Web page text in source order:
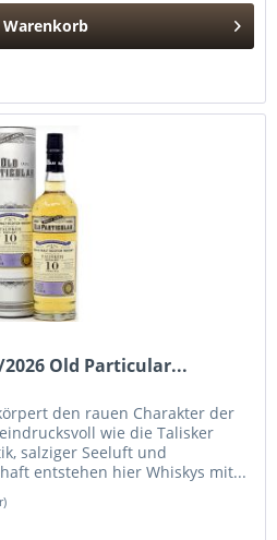
Warenkorb
2026 Old Particular...
den rauen Charakter der
wie die Talisker
salziger Seeluft und
entstehen hier Whiskys mit...